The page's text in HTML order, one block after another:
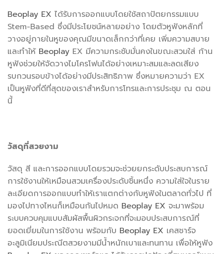
Beoplay EX ได้รับการออกแบบโดยใช้สถาปัตยกรรมแบบ
Stem-Based ซึ่งมีประโยชน์หลายอย่าง โดยตัวหูฟังหลักที่
วางอยู่ภายในหูของคุณมีขนาดเล็กกว่าที่เคย เพิ่มความสบาย
และทำให้ Beoplay EX มีความกระชับมั่นคงในขณะสวมใส่ ก้าน
หูฟังช่วยให้จัดวางไมโครโฟนได้อย่างเหมาะสมและลดเสียง
รบกวนรอบข้างได้อย่างมีประสิทธิภาพ ซึ่งหมายความว่า EX
เป็นหูฟังที่ดีที่สุดของเราสำหรับการโทรและการประชุม ณ ตอน
นี้
วัสดุที่สวยงาม
วัสดุ สี และการออกแบบโดยรวมจะช่วยยกระดับประสบการณ์
การใช้งานให้เหมือนสวมเครื่องประดับชิ้นหนึ่ง ความใส่ใจในราย
ละเอียดการออกแบบทำให้เราแตกต่างกับหูฟังในตลาดทั่วไป ที่
มองไปทางไหนก็เหมือนกันไปหมด Beoplay EX จะมาพร้อม
ระบบควบคุมแบบสัมผัสพื้นผิวกระจกที่จะมอบประสบการณ์ที่
ยอดเยี่ยมในการใช้งาน พร้อมกับ Beoplay EX เคสชาร์จ
อะลูมิเนียมประณีตสวยงามมีน้ำหนักเบาและทนทาน เพื่อให้หูฟัง